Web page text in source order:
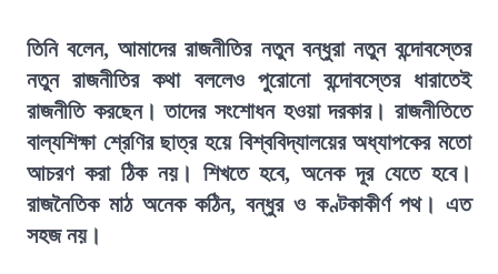
তিনি বলেন, আমাদের রাজনীতির নতুন বন্ধুরা নতুন বন্দোবস্তের
নতুন রাজনীতির কথা বললেও পুরোনো বন্দোবস্তের ধারাতেই
রাজনীতি করছেন। তাদের সংশোধন হওয়া দরকার। রাজনীতিতে
বাল্যশিক্ষা শ্রেণির ছাত্র হয়ে বিশ্ববিদ্যালয়ের অধ্যাপকের মতো
আচরণ করা ঠিক নয়। শিখতে হবে, অনেক দূর যেতে হবে।
রাজনৈতিক মাঠ অনেক কঠিন, বন্ধুর ও কণ্টকাকীর্ণ পথ। এত
সহজ নয়।